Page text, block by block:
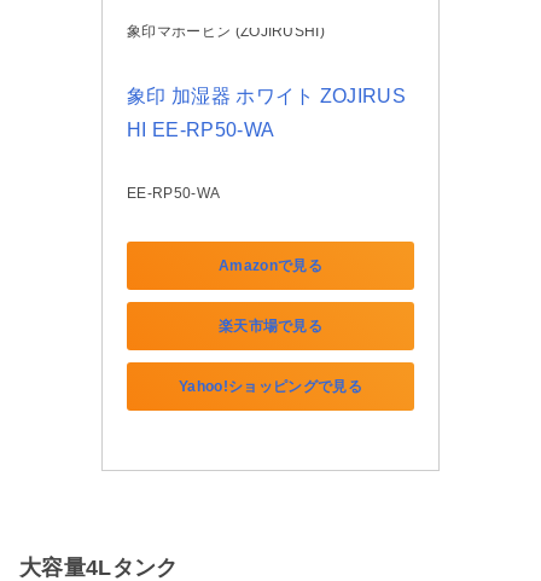
象印マホービン (ZOJIRUSHI)
象印 加湿器 ホワイト ZOJIRUS
HI EE-RP50-WA
EE-RP50-WA
Amazonで見る
楽天市場で見る
Yahoo!ショッピングで見る
大容量4Lタンク